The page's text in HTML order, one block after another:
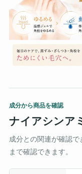
成分から商品を確認
ナイアシンア
成分との関連が確認
まで確認できます。